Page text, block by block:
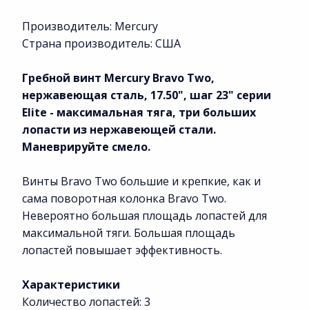
Производитель: Mercury
Страна производитель: США
Гребной винт Mercury Bravo Two,
нержавеющая сталь, 17.50", шаг 23" серии
Elite - максимальная тяга, три больших
лопасти из нержавеющей стали.
Маневрируйте смело.
Винты Bravo Two большие и крепкие, как и
сама поворотная колонка Bravo Two.
Невероятно большая площадь лопастей для
максимальной тяги. Большая площадь
лопастей повышает эффективность.
Характеристики
Количество лопастей: 3